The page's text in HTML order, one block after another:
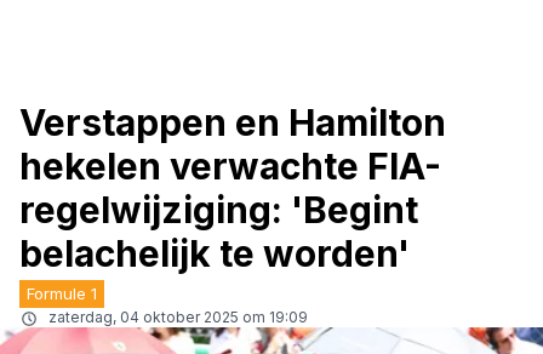
Verstappen en Hamilton
hekelen verwachte FIA-
regelwijziging: 'Begint
belachelijk te worden'
Formule 1
zaterdag, 04 oktober 2025 om 19:09